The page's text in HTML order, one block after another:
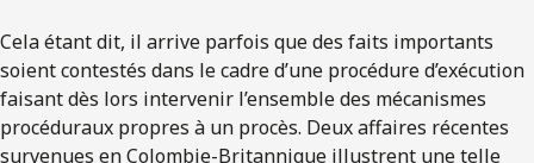
Cela étant dit, il arrive parfois que des faits importants
soient contestés dans le cadre d’une procédure d’exécution
faisant dès lors intervenir l’ensemble des mécanismes
procéduraux propres à un procès. Deux affaires récentes
survenues en Colombie-Britannique illustrent une telle